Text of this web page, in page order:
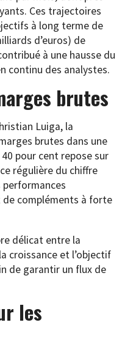
Ces trajectoires
à long terme de
d’euros) de
à une hausse du
continu des analystes.
brutes
Luiga, la
brutes dans une
pour cent repose sur
régulière du chiffre
performances
compléments à forte
délicat entre la
croissance et l’objectif
de garantir un flux de
les